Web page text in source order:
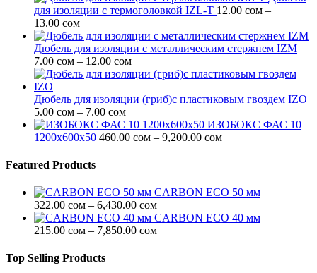
для изоляции c термоголовкой IZL-T 12.00 сом –
13.00 сомДиапазон
цен:
12.00 сом
–
13.00 сом
Дюбель для изоляции с металлическим стержнем IZM
7.00 сом – 12.00 сомДиапазон
цен:
–
Дюбель для изоляции (гриб)с пластиковым гвоздем IZO
5.00 сом – 7.00 сомДиапазон
цен:
5.00 сом
ИЗОБОКС ФАС 10
1200х600х50 460.00 сом – 9,200.00 сомДиапазон
9,200.00 сом
Featured Products
CARBON ECO 50 мм
322.00 сом – 6,430.00 сомДиапазон
цен:
322.00 сом
CARBON ECO 40 мм
215.00 сом – 7,850.00 сомДиапазон
Top Selling Products